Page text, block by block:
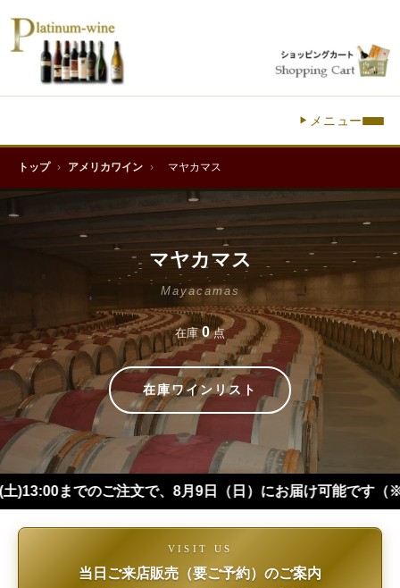
メニュー
トップ › アメリカワイン › マヤカマス
マヤカマス
Mayacamas
在庫0点
在庫ワインリスト
注文で、8月9日（日）にお届け可能です（※四国・中国
VISIT US
当日ご来店販売（要ご予約）のご案内